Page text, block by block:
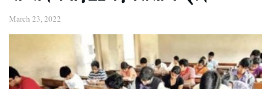
March 23, 2022